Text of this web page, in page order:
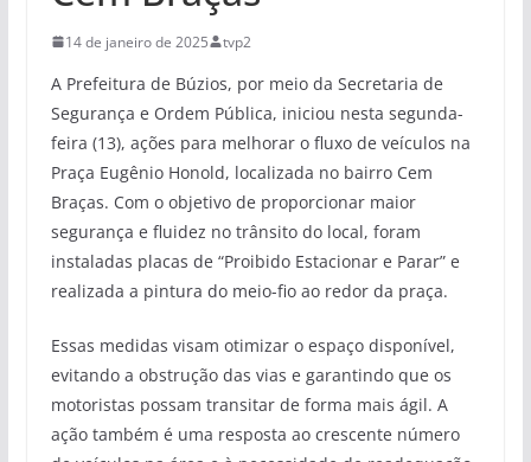
14 de janeiro de 2025 tvp2
A Prefeitura de Búzios, por meio da Secretaria de
Segurança e Ordem Pública, iniciou nesta segunda-
feira (13), ações para melhorar o fluxo de veículos na
Praça Eugênio Honold, localizada no bairro Cem
Braças. Com o objetivo de proporcionar maior
segurança e fluidez no trânsito do local, foram
instaladas placas de “Proibido Estacionar e Parar” e
realizada a pintura do meio-fio ao redor da praça.
Essas medidas visam otimizar o espaço disponível,
evitando a obstrução das vias e garantindo que os
motoristas possam transitar de forma mais ágil. A
ação também é uma resposta ao crescente número